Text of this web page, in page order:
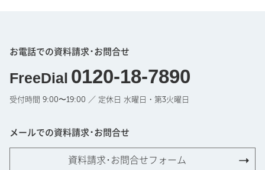
お電話での資料請求･お問合せ
FreeDial 0120-18-7890
受付時間 9:00〜19:00 ／ 定休日 水曜日・第3火曜日
メールでの資料請求･お問合せ
資料請求･お問合せフォーム